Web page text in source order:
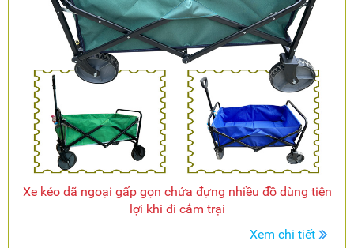
Xe kéo dã ngoại gấp gọn chứa đựng nhiều đồ dùng tiện
lợi khi đi cắm trại
Xem chi tiết